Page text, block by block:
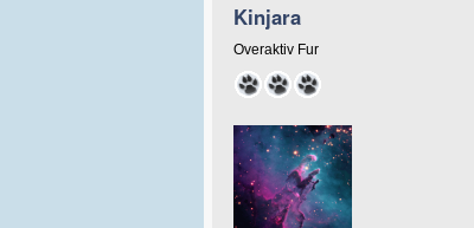
Kinjara
Overaktiv Fur